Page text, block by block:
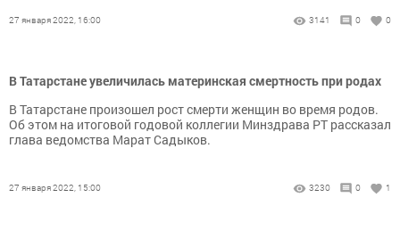
27 января 2022, 16:00 3141 0 0
В Татарстане увеличилась материнская смертность при родах
В Татарстане произошел рост смерти женщин во время родов.
Об этом на итоговой годовой коллегии Минздрава РТ рассказал
глава ведомства Марат Садыков.
27 января 2022, 15:00 3230 0 1